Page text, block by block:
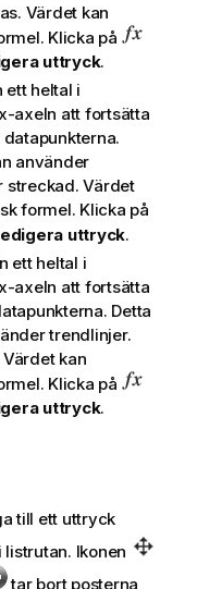
Värdet kan
Klicka på
uttryck.
ett heltal i
axeln att fortsätta
använder
streckad. Värdet
formel. Klicka på
uttryck.
ett heltal i
axeln att fortsätta
Detta
trendlinjer.
kan
Klicka på
uttryck.
till ett uttryck
Ikonen
tar bort posterna